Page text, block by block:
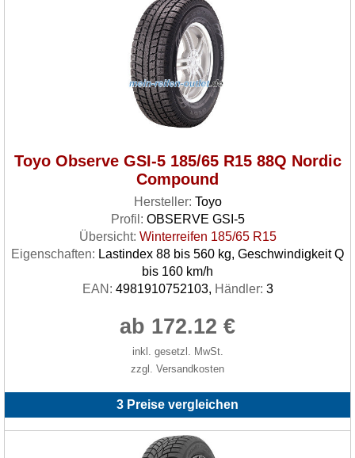
Toyo Observe GSI-5 185/65 R15 88Q Nordic
Compound
Hersteller: Toyo
Profil: OBSERVE GSI-5
Übersicht: Winterreifen 185/65 R15
Eigenschaften: Lastindex 88 bis 560 kg, Geschwindigkeit Q
bis 160 km/h
EAN: 4981910752103, Händler: 3
ab 172.12 €
inkl. gesetzl. MwSt.
zzgl. Versandkosten
3 Preise vergleichen